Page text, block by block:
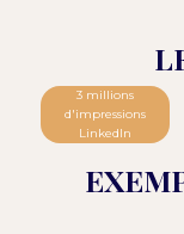
3 millions
d'impressions
LinkedIn